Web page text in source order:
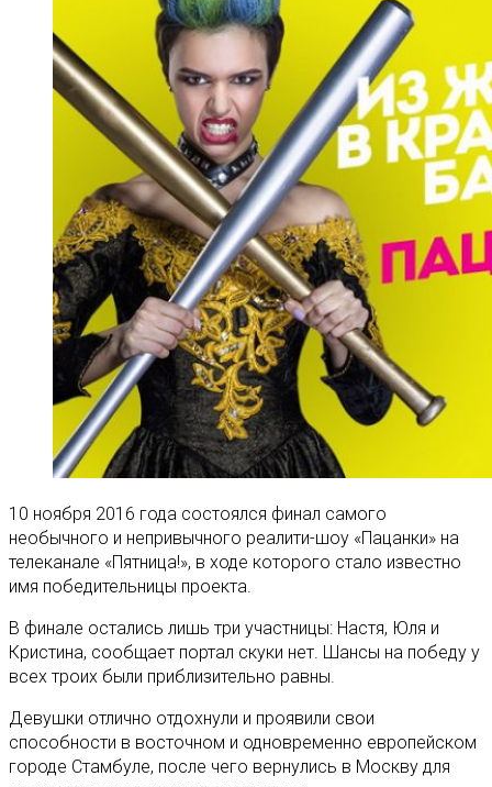
10 ноября 2016 года состоялся финал самого
необычного и непривычного реалити-шоу «Пацанки» на
телеканале «Пятница!», в ходе которого стало известно
имя победительницы проекта.
В финале остались лишь три участницы: Настя, Юля и
Кристина, сообщает портал скуки нет. Шансы на победу у
всех троих были приблизительно равны.
Девушки отлично отдохнули и проявили свои
способности в восточном и одновременно европейском
городе Стамбуле, после чего вернулись в Москву для